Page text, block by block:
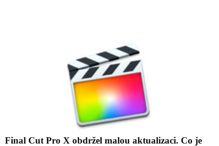
Final Cut Pro X obdržel malou aktualizaci. Co je